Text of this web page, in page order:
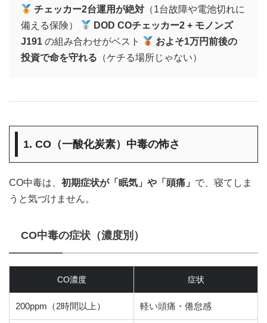
チェッカー2台運用が絶対 （1台故障や電池切れに
備える保険）
DOD COチェッカー2 + モノンズ
J191 の組み合わせがベスト
およそ1万円前後の
投資で命を守れる （ケチる場所じゃない）
1. CO（一酸化炭素）中毒の怖さ
CO中毒は、 初期症状が「眠気」や「頭痛」 で、寝てしま
うと気づけません。
CO中毒の症状（濃度別）
CO濃度 症状
200ppm（2時間以上） 軽い頭痛・倦怠感